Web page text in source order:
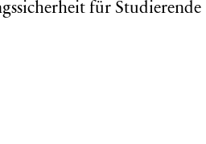
für Studierende